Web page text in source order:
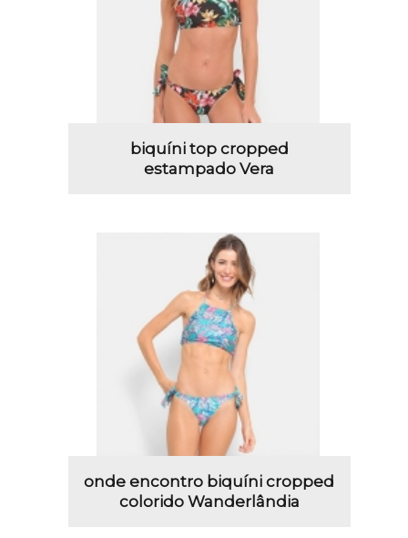
biquíni top cropped
estampado Vera
onde encontro biquíni cropped
colorido Wanderlândia